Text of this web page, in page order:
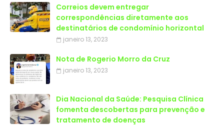
Correios devem entregar
correspondências diretamente aos
destinatários de condomínio horizontal
janeiro 13, 2023
Nota de Rogerio Morro da Cruz
janeiro 13, 2023
Dia Nacional da Saúde: Pesquisa Clínica
fomenta descobertas para prevenção e
tratamento de doenças